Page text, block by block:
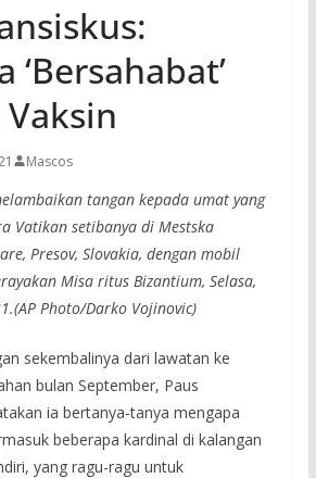
‘Bersahabat’
Mascos
tangan kepada umat yang
Vatikan setibanya di Mestska
Presov, Slovakia, dengan mobil
Misa ritus Bizantium, Selasa,
Photo/Darko Vojinovic)
sekembalinya dari lawatan ke
bulan September, Paus
ia bertanya-tanya mengapa
beberapa kardinal di kalangan
yang ragu-ragu untuk